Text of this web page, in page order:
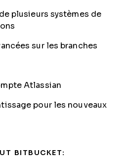
plusieurs systèmes de
sur les branches
Atlassian
pour les nouveaux
BITBUCKET: